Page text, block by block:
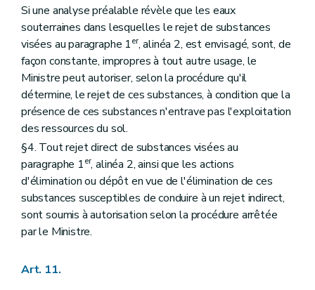
Si une analyse préalable révèle que les eaux
souterraines dans lesquelles le rejet de substances
visées au paragraphe 1er, alinéa 2, est envisagé, sont, de
façon constante, impropres à tout autre usage, le
Ministre peut autoriser, selon la procédure qu'il
détermine, le rejet de ces substances, à condition que la
présence de ces substances n'entrave pas l'exploitation
des ressources du sol.
§4. Tout rejet direct de substances visées au
paragraphe 1er, alinéa 2, ainsi que les actions
d'élimination ou dépôt en vue de l'élimination de ces
substances susceptibles de conduire à un rejet indirect,
sont soumis à autorisation selon la procédure arrêtée
par le Ministre.
Art. 11.